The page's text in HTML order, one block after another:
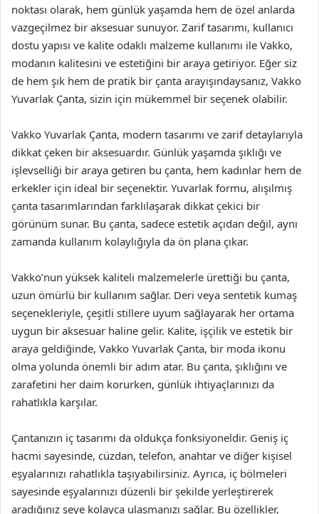
noktası olarak, hem günlük yaşamda hem de özel anlarda
vazgeçilmez bir aksesuar sunuyor. Zarif tasarımı, kullanıcı
dostu yapısı ve kalite odaklı malzeme kullanımı ile Vakko,
modanın kalitesini ve estetiğini bir araya getiriyor. Eğer siz
de hem şık hem de pratik bir çanta arayışındaysanız, Vakko
Yuvarlak Çanta, sizin için mükemmel bir seçenek olabilir.
Vakko Yuvarlak Çanta, modern tasarımı ve zarif detaylarıyla
dikkat çeken bir aksesuardır. Günlük yaşamda şıklığı ve
işlevselliği bir araya getiren bu çanta, hem kadınlar hem de
erkekler için ideal bir seçenektir. Yuvarlak formu, alışılmış
çanta tasarımlarından farklılaşarak dikkat çekici bir
görünüm sunar. Bu çanta, sadece estetik açıdan değil, aynı
zamanda kullanım kolaylığıyla da ön plana çıkar.
Vakko’nun yüksek kaliteli malzemelerle ürettiği bu çanta,
uzun ömürlü bir kullanım sağlar. Deri veya sentetik kumaş
seçenekleriyle, çeşitli stillere uyum sağlayarak her ortama
uygun bir aksesuar haline gelir. Kalite, işçilik ve estetik bir
araya geldiğinde, Vakko Yuvarlak Çanta, bir moda ikonu
olma yolunda önemli bir adım atar. Bu çanta, şıklığını ve
zarafetini her daim korurken, günlük ihtiyaçlarınızı da
rahatlıkla karşılar.
Çantanızın iç tasarımı da oldukça fonksiyoneldir. Geniş iç
hacmi sayesinde, cüzdan, telefon, anahtar ve diğer kişisel
eşyalarınızı rahatlıkla taşıyabilirsiniz. Ayrıca, iç bölmeleri
sayesinde eşyalarınızı düzenli bir şekilde yerleştirerek
aradığınız şeye kolayca ulaşmanızı sağlar. Bu özellikler,